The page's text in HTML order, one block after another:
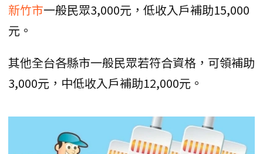
新竹市一般民眾3,000元，低收入戶補助15,000
元。
其他全台各縣市一般民眾若符合資格，可領補助
3,000元，中低收入戶補助12,000元。